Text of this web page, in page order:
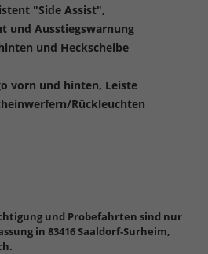
"Side Assist",
und Ausstiegswarnung
und Heckscheibe
vorn und hinten, Leiste
Rückleuchten
und Probefahrten sind nur
in 83416 Saaldorf-Surheim,